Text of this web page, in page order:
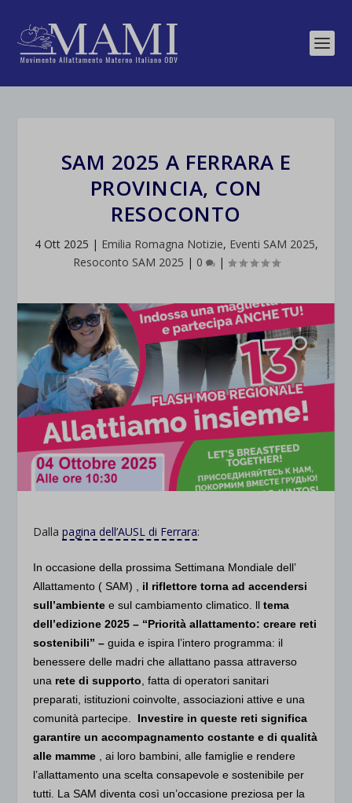
SAM 2025 A FERRARA E
PROVINCIA, CON
RESOCONTO
4 Ott 2025 | Emilia Romagna Notizie, Eventi SAM 2025,
Resoconto SAM 2025 | 0 |
Dallapagina dell’AUSL di Ferrara:
In occasione della prossima Settimana Mondiale dell’
Allattamento ( SAM) , il riflettore torna ad accendersi
sull’ambiente e sul cambiamento climatico. lltema
dell’edizione 2025 – “Priorità allattamento: creare reti
sostenibili” – guida e ispira l’intero programma: il
benessere delle madri che allattano passa attraverso
una rete di supporto, fatta di operatori sanitari
preparati, istituzioni coinvolte, associazioni attive e una
comunità partecipe. Investire in queste reti significa
garantire un accompagnamento costante e di qualità
alle mamme , ai loro bambini, alle famiglie e rendere
l’allattamento una scelta consapevole e sostenibile per
tutti. La SAM diventa così un’occasione preziosa per la